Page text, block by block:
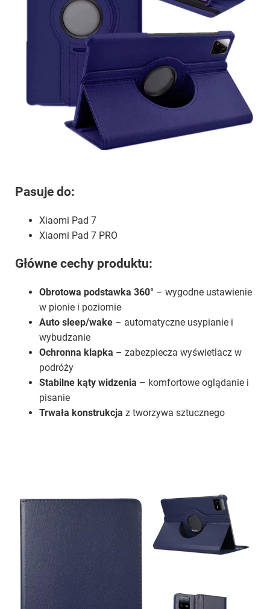
Pasuje do:
Xiaomi Pad 7
Xiaomi Pad 7 PRO
Główne cechy produktu:
Obrotowa podstawka 360° – wygodne ustawienie
w pionie i poziomie
Auto sleep/wake – automatyczne usypianie i
wybudzanie
Ochronna klapka – zabezpiecza wyświetlacz w
podróży
Stabilne kąty widzenia – komfortowe oglądanie i
pisanie
Trwała konstrukcja z tworzywa sztucznego